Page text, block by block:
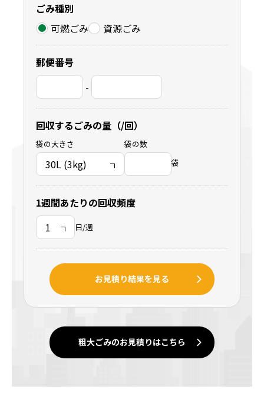
ごみ種別
可燃ごみ
資源ごみ
郵便番号
-
回収するごみの量（/回）
袋の大きさ
袋の数
袋
1週間あたりの回収頻度
日/週
お見積り結果を見る
粗大ごみのお見積りはこちら